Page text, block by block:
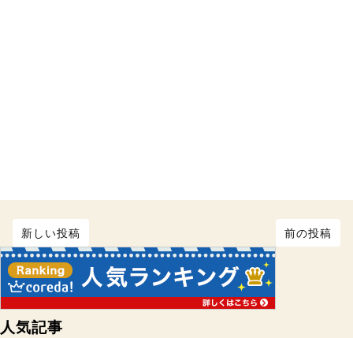
新しい投稿 前の投稿
人気記事